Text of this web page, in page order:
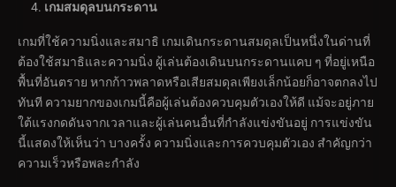
เกมสมดุลบนกระดาน
เกมที่ใช้ความนิ่งและสมาธิ เกมเดินกระดานสมดุลเป็นหนึ่งในด่านที่
ต้องใช้สมาธิและความนิ่ง ผู้เล่นต้องเดินบนกระดานแคบ ๆ ที่อยู่เหนือ
พื้นที่อันตราย หากก้าวพลาดหรือเสียสมดุลเพียงเล็กน้อยก็อาจตกลงไป
ทันที ความยากของเกมนี้คือผู้เล่นต้องควบคุมตัวเองให้ดี แม้จะอยู่ภาย
ใต้แรงกดดันจากเวลาและผู้เล่นคนอื่นที่กำลังแข่งขันอยู่ การแข่งขัน
นี้แสดงให้เห็นว่า บางครั้ง ความนิ่งและการควบคุมตัวเอง สำคัญกว่า
ความเร็วหรือพละกำลัง